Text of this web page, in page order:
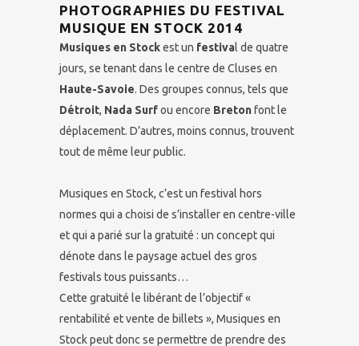
PHOTOGRAPHIES DU FESTIVAL
MUSIQUE EN STOCK 2014
Musiques en Stockest un festival de quatre
jours, se tenant dans le centre de Cluses en
Haute-Savoie. Des groupes connus, tels que
Détroit, Nada Surfou encore Breton font le
déplacement. D’autres, moins connus, trouvent
tout de même leur public.
Musiques en Stock, c’est un festival hors
normes qui a choisi de s’installer en centre-ville
et qui a parié sur la gratuité : un concept qui
dénote dans le paysage actuel des gros
festivals tous puissants…
Cette gratuité le libérant de l’objectif «
rentabilité et vente de billets », Musiques en
Stock peut donc se permettre de prendre des